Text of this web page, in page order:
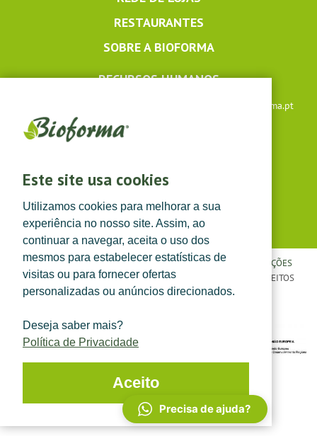
Este site usa cookies
Utilizamos cookies para melhorar a sua
experiência no nosso site. Assim, ao
continuar a navegar, aceita o uso dos
mesmos para estabelecer estatísticas de
visitas ou para fornecer ofertas
personalizadas ou anúncios direcionados.
Deseja saber mais?
Política de Privacidade
Aceito
RESTAURANTES
SOBRE A BIOFORMA
RECURSOS HUMANOS
lojaonline@bioforma.pt
(dias úteis das 8h30 às 13h e das 14h às 17h30)
POLÍTICA DE PRIVACIDADE|TERMOS E CONDIÇÕES
CONDIÇÕES
GERAIS DE VENDA | ©TOPFARMA, LDA. 2022.
TODOS OS DIREITOS
RESERVADOS.
Precisa de ajuda?